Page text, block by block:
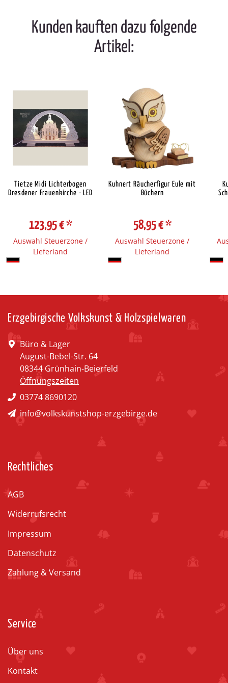
Kunden kauften dazu folgende
Artikel:
Tietze Midi Lichterbogen
Dresdener Frauenkirche - LED
123,95 €*
Auswahl Steuerzone /
Lieferland
Kuhnert Räucherfigur Eule mit
Büchern
58,95 €*
Auswahl Steuerzone /
Lieferland
Erzgebirgische Volkskunst & Holzspielwaren
Büro & Lager
August-Bebel-Str. 64
08344 Grünhain-Beierfeld
Öffnungszeiten
03774 8690120
info@volkskunstshop-erzgebirge.de
Rechtliches
AGB
Widerrufsrecht
Impressum
Datenschutz
Zahlung & Versand
Service
Über uns
Kontakt